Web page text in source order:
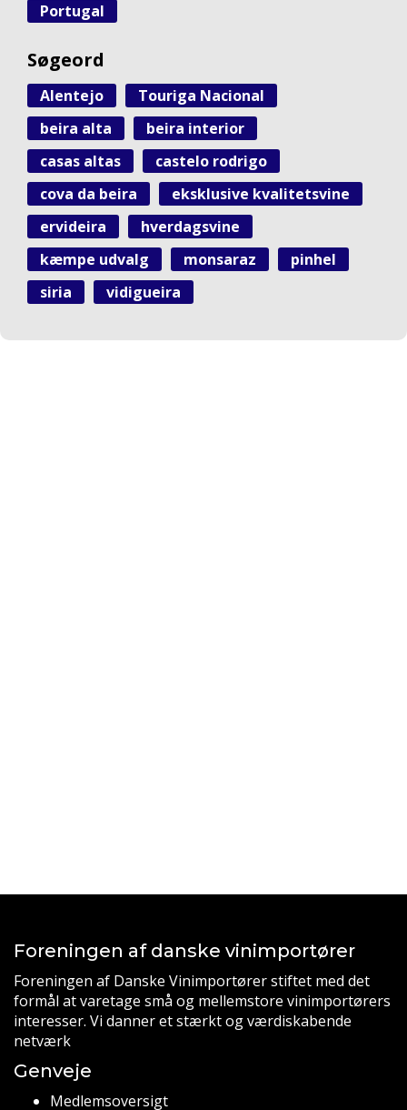
Portugal
Søgeord
Alentejo
Touriga Nacional
beira alta
beira interior
casas altas
castelo rodrigo
cova da beira
eksklusive kvalitetsvine
ervideira
hverdagsvine
kæmpe udvalg
monsaraz
pinhel
siria
vidigueira
Foreningen af danske vinimportører
Foreningen af Danske Vinimportører stiftet med det
formål at varetage små og mellemstore vinimportørers
interesser. Vi danner et stærkt og værdiskabende
netværk
Genveje
Medlemsoversigt